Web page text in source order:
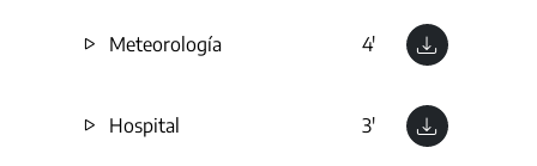
Meteorología 4'
Hospital 3'